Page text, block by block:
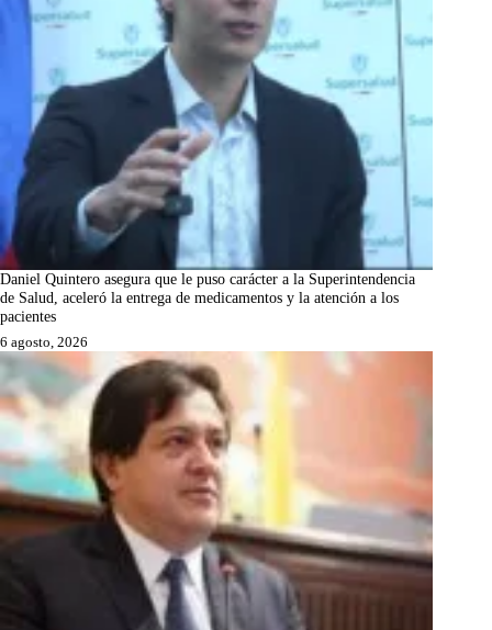
Daniel Quintero asegura que le puso carácter a la Superintendencia
de Salud, aceleró la entrega de medicamentos y la atención a los
pacientes
6 agosto, 2026